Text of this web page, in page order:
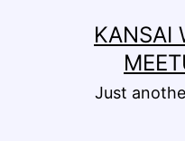
KANSAI
Just